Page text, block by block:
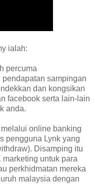
ialah:
percuma
sampingan
dan kongsikan
facebook serta lain-lain
anda.
online banking
pengguna Lynk yang
Disamping itu
untuk para
perkhidmatan mereka
malaysia dengan